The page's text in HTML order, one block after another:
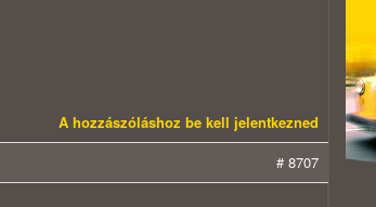
A hozzászóláshoz be kell jelentkezned
# 8707